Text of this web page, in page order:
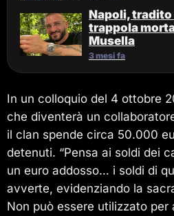
Napoli,
trappola
Musella
3 mesi fa
In un colloquio del 4 ottobre
che diventerà un
il clan spende circa 50.000
detenuti. “Pensa ai soldi dei
un euro addosso… i soldi di
avverte, evidenziando la
Non può essere utilizzato per